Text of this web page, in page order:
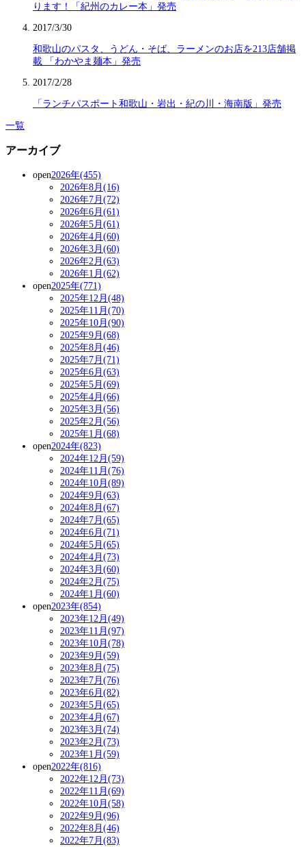
ります！「紀州のカレー本」発売
2017/3/30
和歌山のパスタ、うどん・そば、ラーメンのお店を213店舗掲
載 「わかやま麺本」発売
2017/2/28
「ランチパスポート和歌山・岩出・紀の川・海南版」発売
一覧
アーカイブ
open2026年(455)
2026年8月(16)
2026年7月(72)
2026年6月(61)
2026年5月(61)
2026年4月(60)
2026年3月(60)
2026年2月(63)
2026年1月(62)
open2025年(771)
2025年12月(48)
2025年11月(70)
2025年10月(90)
2025年9月(68)
2025年8月(46)
2025年7月(71)
2025年6月(63)
2025年5月(69)
2025年4月(66)
2025年3月(56)
2025年2月(56)
2025年1月(68)
open2024年(823)
2024年12月(59)
2024年11月(76)
2024年10月(89)
2024年9月(63)
2024年8月(67)
2024年7月(65)
2024年6月(71)
2024年5月(65)
2024年4月(73)
2024年3月(60)
2024年2月(75)
2024年1月(60)
open2023年(854)
2023年12月(49)
2023年11月(97)
2023年10月(78)
2023年9月(59)
2023年8月(75)
2023年7月(76)
2023年6月(82)
2023年5月(65)
2023年4月(67)
2023年3月(74)
2023年2月(73)
2023年1月(59)
open2022年(816)
2022年12月(73)
2022年11月(69)
2022年10月(58)
2022年9月(96)
2022年8月(46)
2022年7月(83)